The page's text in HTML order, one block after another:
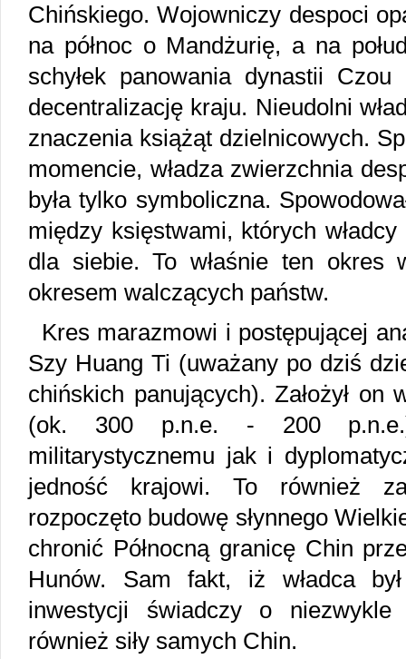
Chińskiego. Wojowniczy despoci
na północ o Mandżurię, a na
schyłek panowania dynastii
decentralizację kraju. Nieudolni
znaczenia książąt dzielnicowych.
momencie, władza zwierzchnia
była tylko symboliczna.
między księstwami, których
dla siebie. To właśnie ten okres
okresem walczących państw.
Kres marazmowi i postępującej
Szy Huang Ti (uważany po dziś
chińskich panujących). Założył on
(ok. 300 p.n.e. - 200
militarystycznemu jak i
jedność krajowi. To również
rozpoczęto budowę słynnego
chronić Północną granicę Chin
Hunów. Sam fakt, iż władca
inwestycji świadczy o
również siły samych Chin.